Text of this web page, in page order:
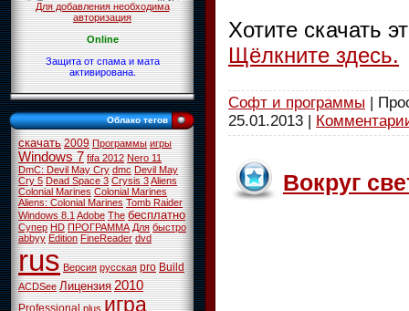
Для добавления необходима
авторизация
Online
Защита от спама и мата
активирована.
Облако тегов
скачать 2009 Программы игры
Windows 7 fifa 2012 Nero 11
DmC: Devil May Cry dmc Devil May
Cry 5 Dead Space 3 Crysis 3Aliens
Colonial Marines Colonial Marines
Aliens: Colonial Marines Tomb Raider
Windows 8.1Adobe The бесплатно
Супер HD ПРОГРАММА Для быстро
abbyy Edition FineReader dvd
rus Версия русская pro Build
ACDSee Лицензия 2010
Professional plus игра
Хотите скачать
Щёлкните здесь.
Софт и программы |
25.01.2013 |
Вокруг